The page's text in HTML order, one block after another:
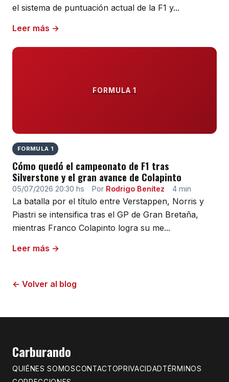
el sistema de puntuación actual de la F1 y...
Leer más →
FORMULA 1
FORMULA 1
Cómo quedó el campeonato de F1 tras
Silverstone y el gran avance de Colapinto
05/07/2026 20:30 hs · Por Rodrigo Benítez · 4 min
La batalla por el título entre Verstappen, Norris y
Piastri se intensifica tras el GP de Gran Bretaña,
mientras Franco Colapinto logra su me...
Leer más →
← Volver al blog
Carburando
QUIÉNES SOMOSCONTACTOPRIVACIDADTÉRMINOS